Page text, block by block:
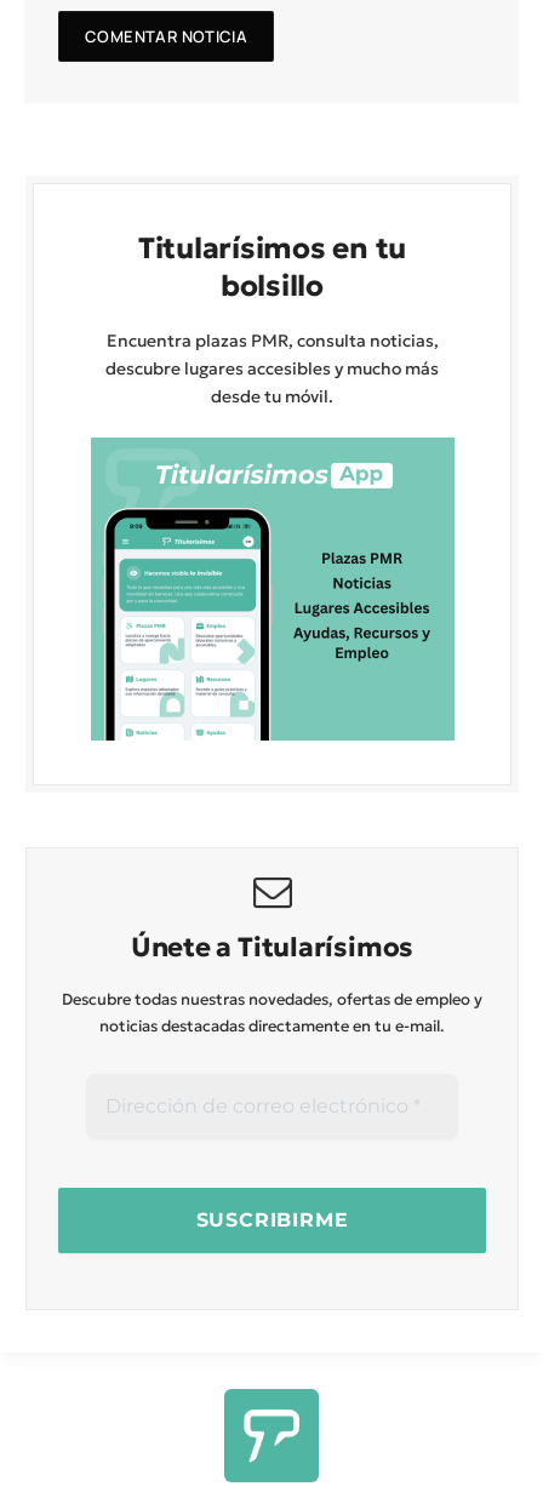
Titularísimos en tu
bolsillo
Encuentra plazas PMR, consulta noticias,
descubre lugares accesibles y mucho más
desde tu móvil.
Únete a Titularísimos
Descubre todas nuestras novedades, ofertas de empleo y
noticias destacadas directamente en tu e-mail.